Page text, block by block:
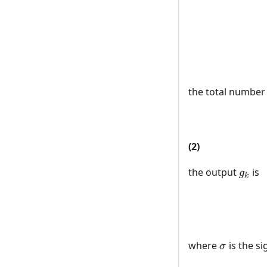
the total
(2)
the output g_k
gk is
where\sigma
σ is the